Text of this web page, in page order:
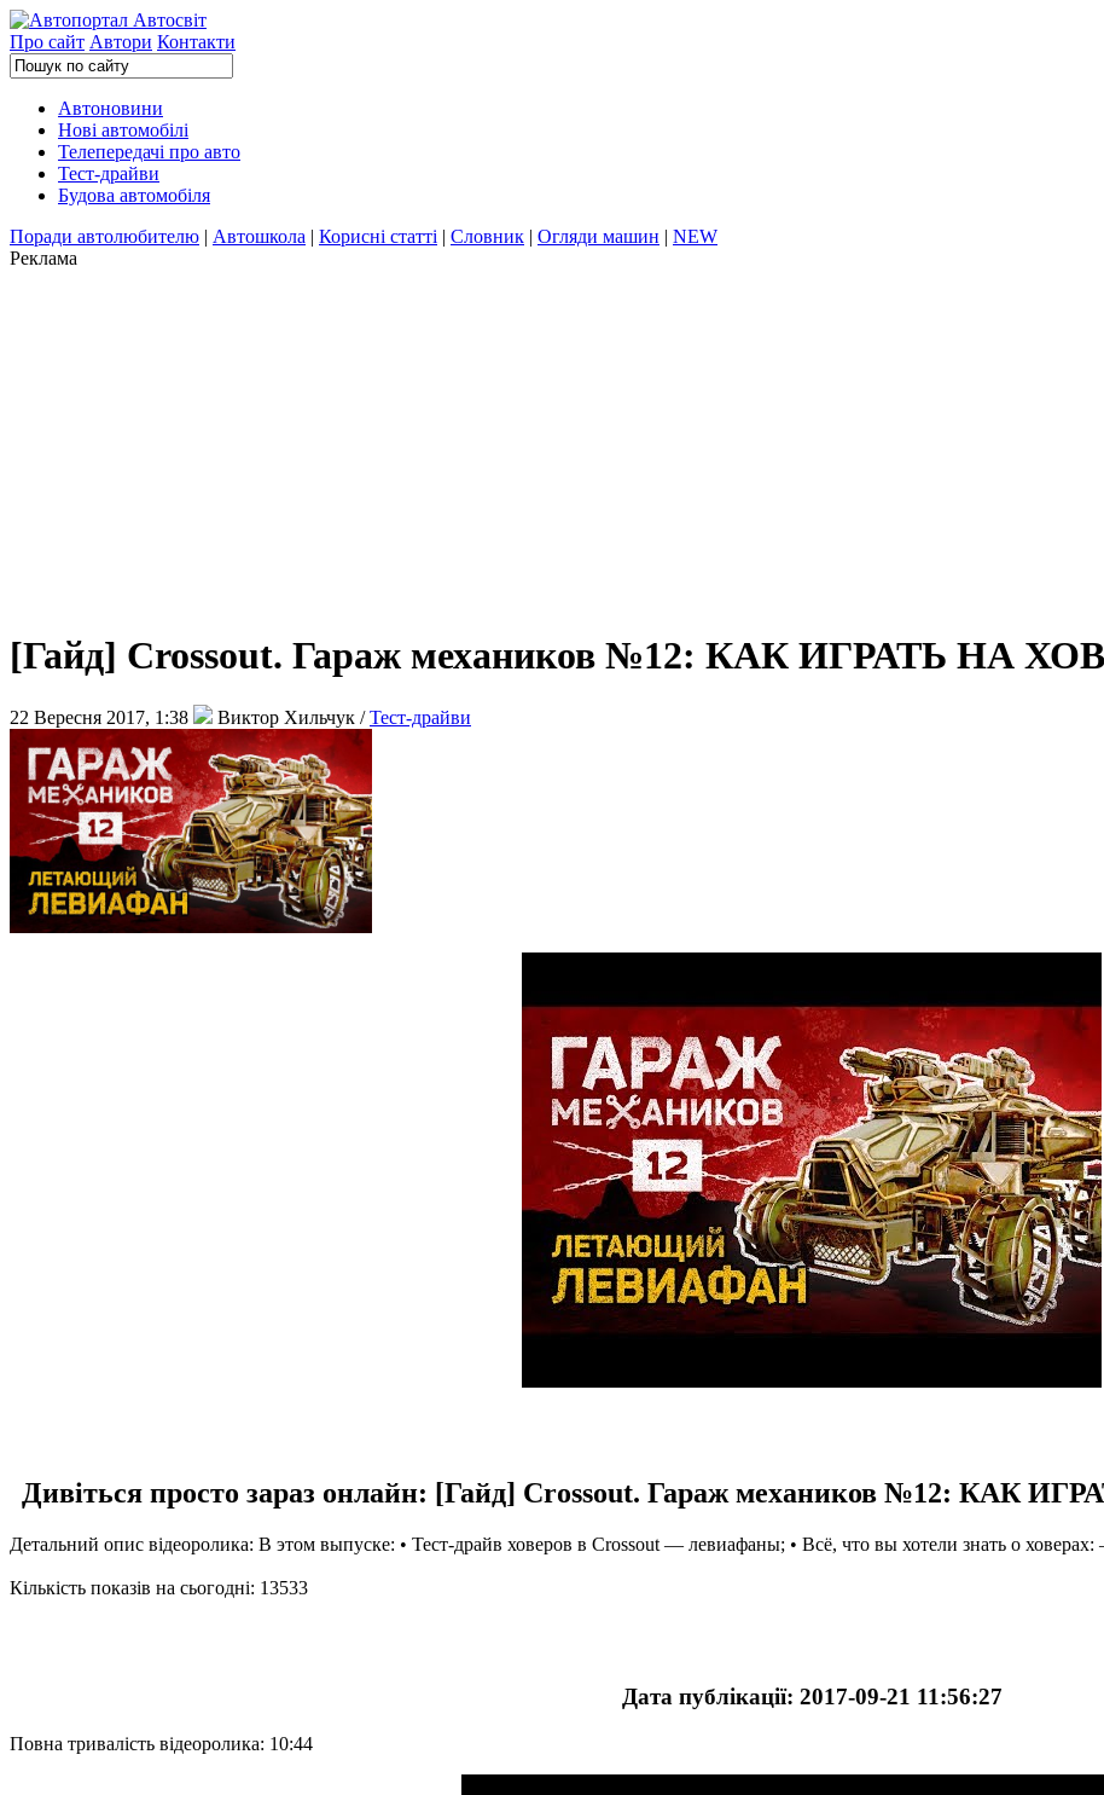
Про сайт Автори Контакти
Автоновини
Нові автомобілі
Телепередачі про авто
Тест-драйви
Будова автомобіля
Поради автолюбителю | Автошкола | Корисні статті | Словник | Огляди машин | NEW
Реклама
[Гайд] Crossout. Гараж механиков №12: КАК ИГРАТЬ НА
22 Вересня 2017, 1:38 Виктор Хильчук /Тест-драйви
Дивіться просто зараз онлайн: [Гайд] Crossout. Гараж механиков №12: КАК
Детальний опис відеоролика: В этом выпуске: • Тест-драйв ховеров в Crossout — левиафаны; • Всё, что вы хотели знать о
Кількість показів на сьогодні: 13533
Дата публікації: 2017-09-21 11:56:27
Повна тривалість відеоролика: 10:44